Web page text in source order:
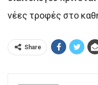
νέες τροφές στο
Share